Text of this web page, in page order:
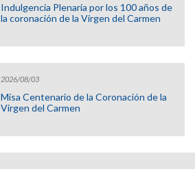
Indulgencia Plenaria por los 100 años de
la coronación de la Virgen del Carmen
2026/08/03
Misa Centenario de la Coronación de la
Virgen del Carmen